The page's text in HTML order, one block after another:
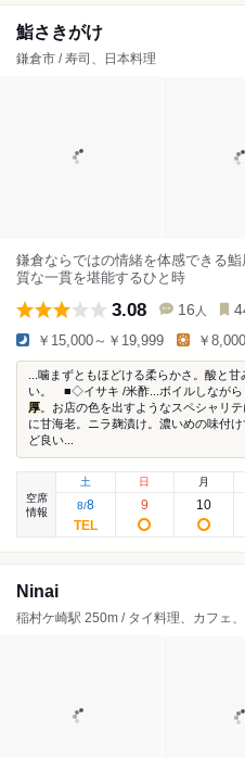
鮨さきがけ
鎌倉市 / 寿司、日本料理
鎌倉ならではの情緒を体感できる
質な一貫を堪能するひと時
3.08 16 人
￥15,000～￥19,999 ￥
...噛まずともほどける柔らかさ。酸と
い。 ■◇イサキ /米酢...ボイルしながら
厚 。お店の色を出すようなスペシャリ
に甘海老。ニラ麹漬け。濃いめの味付
ど良い...
空席
情報
土
8/8
日
9
月
10
Ninai
稲村ケ崎駅 250m / タイ料理、カフェ